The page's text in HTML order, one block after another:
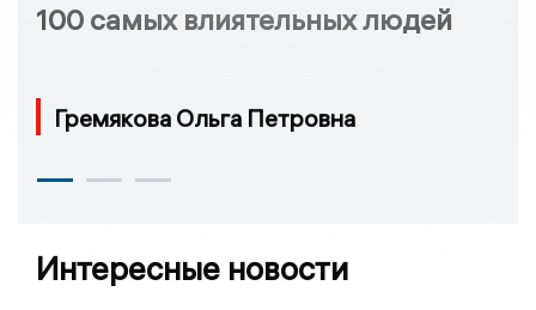
100 самых влиятельных людей
Гремякова Ольга Петровна
Интересные новости